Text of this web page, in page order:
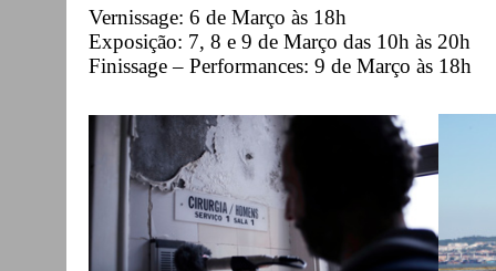
Vernissage: 6 de Março às 18h
Exposição: 7, 8 e 9 de Março das 10h às 20h
Finissage – Performances: 9 de Março às 18h